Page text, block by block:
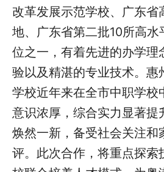
改革发展示范学校、广东省
地、广东省第二批10所高
位之一，有着先进的办学理
验以及精湛的专业技术。惠
学校近年来在全市中职学校
意识浓厚，综合实力显著提
焕然一新，备受社会关注和
评。此次合作，将重点探索